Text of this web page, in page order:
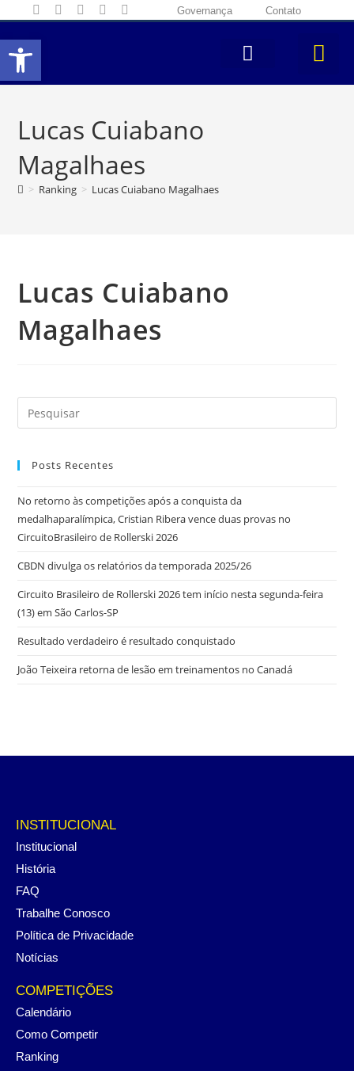
Abrir a barra de ferramentas
Governança Contato
Lucas Cuiabano
Magalhaes
> Ranking > Lucas Cuiabano Magalhaes
Lucas Cuiabano
Magalhaes
Posts Recentes
No retorno às competições após a conquista da
medalhaparalímpica, Cristian Ribera vence duas provas no
CircuitoBrasileiro de Rollerski 2026
CBDN divulga os relatórios da temporada 2025/26
Circuito Brasileiro de Rollerski 2026 tem início nesta segunda-feira
(13) em São Carlos-SP
Resultado verdadeiro é resultado conquistado
João Teixeira retorna de lesão em treinamentos no Canadá
INSTITUCIONAL
Institucional
História
FAQ
Trabalhe Conosco
Política de Privacidade
Notícias
COMPETIÇÕES
Calendário
Como Competir
Ranking